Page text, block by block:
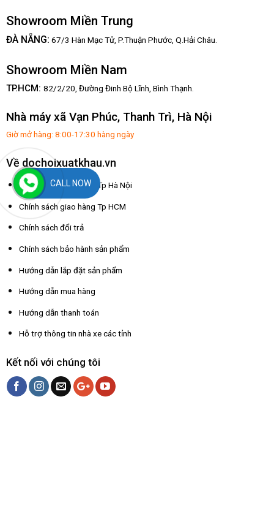
Showroom Miền Trung
ĐÀ NẴNG: 67/3 Hàn Mạc Tử, P.Thuận Phước, Q.Hải Châu.
Showroom Miền Nam
TP.HCM: 82/2/20, Đường Đinh Bộ Lĩnh, Bình Thạnh.
Nhà máy xã Vạn Phúc, Thanh Trì, Hà Nội
Giờ mở hàng: 8:00-17:30 hàng ngày
Về dochoixuatkhau.vn
Chính sách giao hàng Tp Hà Nội
Chính sách giao hàng Tp HCM
Chính sách đổi trả
Chính sách bảo hành sản phẩm
Hướng dẫn lắp đặt sản phẩm
Hướng dẫn mua hàng
Hướng dẫn thanh toán
Hỗ trợ thông tin nhà xe các tỉnh
Kết nối với chúng tôi
CALL NOW